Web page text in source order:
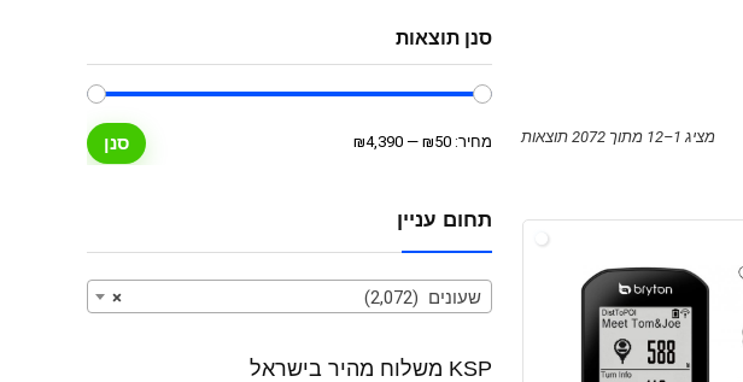
מציג 1–12 מתוך 2072 תוצאות
סנן תוצאות
מחיר
מחיר סנן מחיר: ₪50
—
₪4,390
תחום עניין
× שעונים (2,072)
KSP משלוח מהיר בישראל